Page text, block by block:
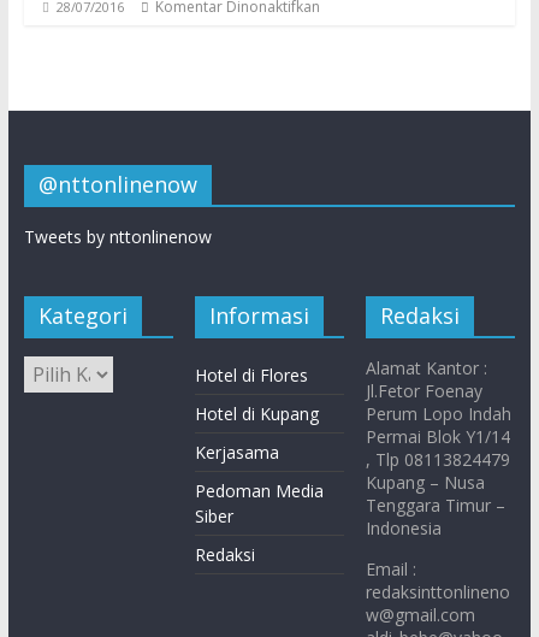
28/07/2016 Komentar Dinonaktifkan
@nttonlinenow
Tweets by nttonlinenow
Kategori Informasi
Hotel di Flores
Hotel di Kupang
Kerjasama
Pedoman Media
Siber
Redaksi
Redaksi
Alamat Kantor :
Jl.Fetor Foenay
Perum Lopo Indah
Permai Blok Y1/14
, Tlp 08113824479
Kupang – Nusa
Tenggara Timur –
Indonesia
Email :
redaksinttonlineno
w@gmail.com